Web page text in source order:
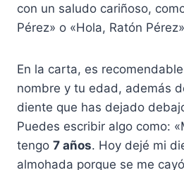
con un saludo cariñoso,
Pérez» o «Hola, Ratón
En la carta, es
nombre y tu edad, además
diente que has dejado
Puedes escribir algo como:
tengo 7 años. Hoy dejé mi
almohada porque se me